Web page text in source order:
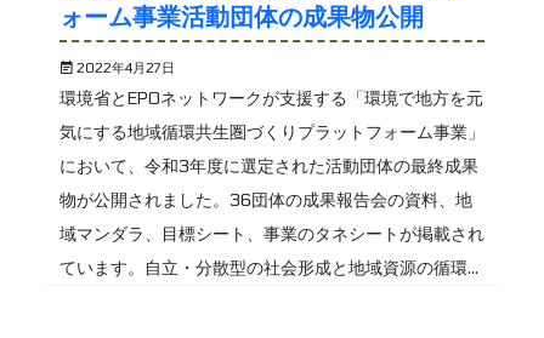
ォーム事業活動団体の成果物公開
2022年4月27日
環境省とEPOネットワークが支援する「環境で地方を元
気にする地域循環共生圏づくりプラットフォーム事業」
において、令和3年度に選定された活動団体の最終成果
物が公開されました。36団体の成果報告会の資料、地
域マンダラ、目標シート、事業のタネシートが掲載され
ています。自立・分散型の社会形成と地域資源の循環...